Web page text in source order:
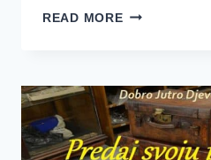
READ MORETO